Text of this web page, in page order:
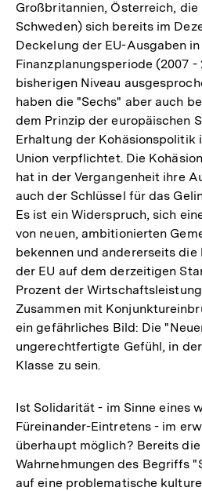
Großbritannien, Österreich, die
Schweden) sich bereits im
Deckelung der EU-Ausgaben
Finanzplanungsperiode (2007 -
bisherigen Niveau
haben die "Sechs" aber auch
dem Prinzip der europäischen
Erhaltung der Kohäsionspolitik
Union verpflichtet. Die
hat in der Vergangenheit ihre
auch der Schlüssel für das
Es ist ein Widerspruch, sich
von neuen, ambitionierten
bekennen und andererseits
der EU auf dem derzeitigen
Prozent der
Zusammen mit
ein gefährliches Bild: Die
ungerechtfertigte Gefühl, in
Klasse zu sein.
Ist Solidarität - im Sinne eines
Füreinander-Eintretens - im
überhaupt möglich? Bereits
Wahrnehmungen des Begriffs
auf eine problematische